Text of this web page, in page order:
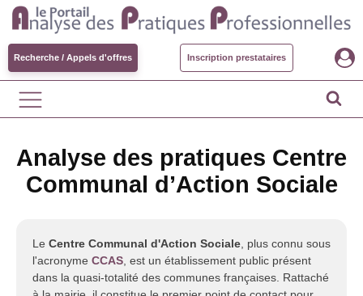
Recherche / Appels d'offres Inscription prestataires
Analyse des pratiques Centre
Communal d’Action Sociale
Le Centre Communal d'Action Sociale , plus connu sous
l'acronyme CCAS , est un établissement public présent
dans la quasi-totalité des communes françaises. Rattaché